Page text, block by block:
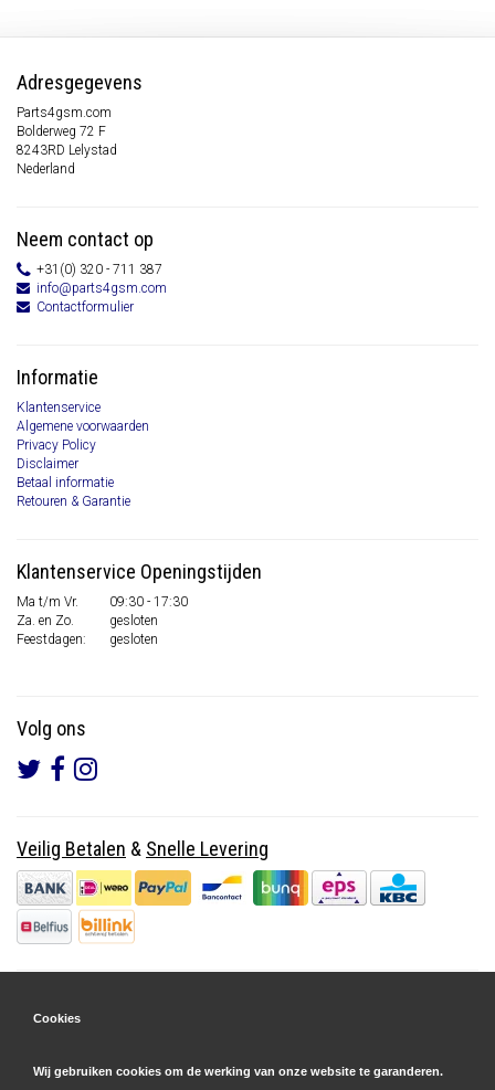
Adresgegevens
Parts4gsm.com
Bolderweg 72 F
8243RD Lelystad
Nederland
Neem contact op
+31(0) 320 - 711 387
info@parts4gsm.com
Contactformulier
Informatie
Klantenservice
Algemene voorwaarden
Privacy Policy
Disclaimer
Betaal informatie
Retouren & Garantie
Klantenservice Openingstijden
Ma t/m Vr.
09:30 - 17:30
Za. en Zo.
gesloten
Feestdagen:
gesloten
Volg ons
Veilig Betalen & Snelle Levering
Cookies
Wij gebruiken cookies om de werking van onze website te garanderen.